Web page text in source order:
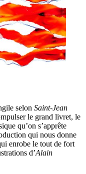
selon Saint-Jean
le grand livret, le
qu’on s’apprête
qui nous donne
enrobe le tout de fort
d’Alain